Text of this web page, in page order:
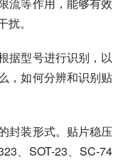
。
据型号进行识别，以
，如何分辨和识别贴
封装形式。贴片稳压
、SOT-23、SC-74